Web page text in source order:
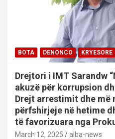
BOTA DENONCO KRYESORE
Drejtori i IMT Sarandw
akuzë për korrupsion
Drejt arrestimit dhe më
përfshirjeje në hetime
të favorizuara nga
March 12, 2025 alba-news